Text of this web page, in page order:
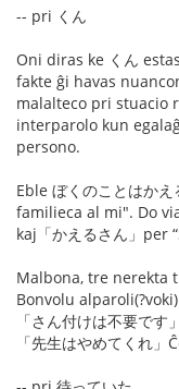
-- pri くん
Oni diras ke くん
fakte ĝi havas
malalteco pri stuacio
interparolo kun
persono.
Eble ぼくのことはか
familieca al mi". Do
kaj「かえるさん」per
Malbona, tre nerekta
Bonvolu
「さん付けは不要で
「先生はやめてくれ